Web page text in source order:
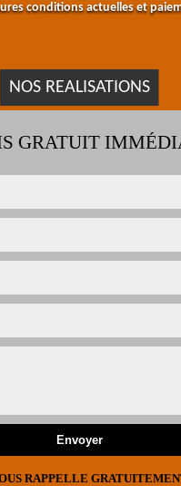
conditions actuelles et
NOS REALISATIONS
GRATUIT
RAPPELLE